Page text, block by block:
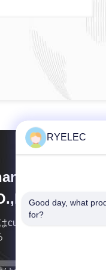
RY
customer-oriented、市
RYELEC
Good day, what
for?